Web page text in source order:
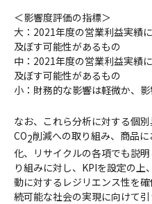
＜影響度評価の指標＞
大：2021年度の営業利益実績
及ぼす可能性があるもの
中：2021年度の営業利益実績
及ぼす可能性があるもの
小：財務的な影響は軽微か、
なお、これら分析に対する個
CO2削減への取り組み、商品
化、リサイクルの各項でも説
り組みに対し、KPIを設定の
動に対するレジリエンス性を
続可能な社会の実現に向けて引